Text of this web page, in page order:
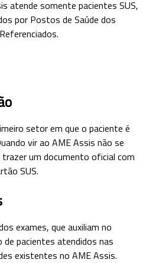
atende somente pacientes SUS,
por Postos de Saúde dos
setor em que o paciente é
vir ao AME Assis não se
trazer um documento oficial com
SUS.
exames, que auxiliam no
de pacientes atendidos nas
existentes no AME Assis.